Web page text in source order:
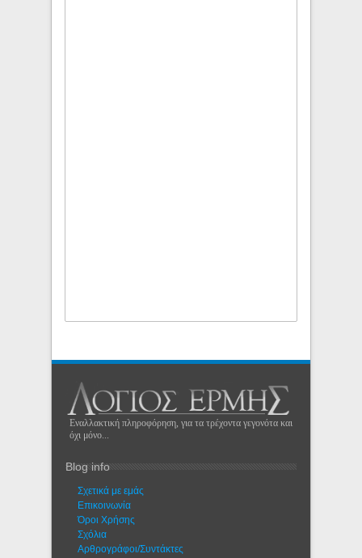
Εναλλακτική πληροφόρηση, για τα τρέχοντα γεγονότα και
όχι μόνο...
Blog info
Σχετικά με εμάς
Eπικοινωνία
Όροι Χρήσης
Σχόλια
Αρθρογράφοι/Συντάκτες